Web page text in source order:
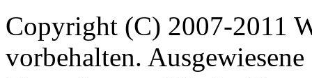
Copyright (C) 2007-2011
vorbehalten.